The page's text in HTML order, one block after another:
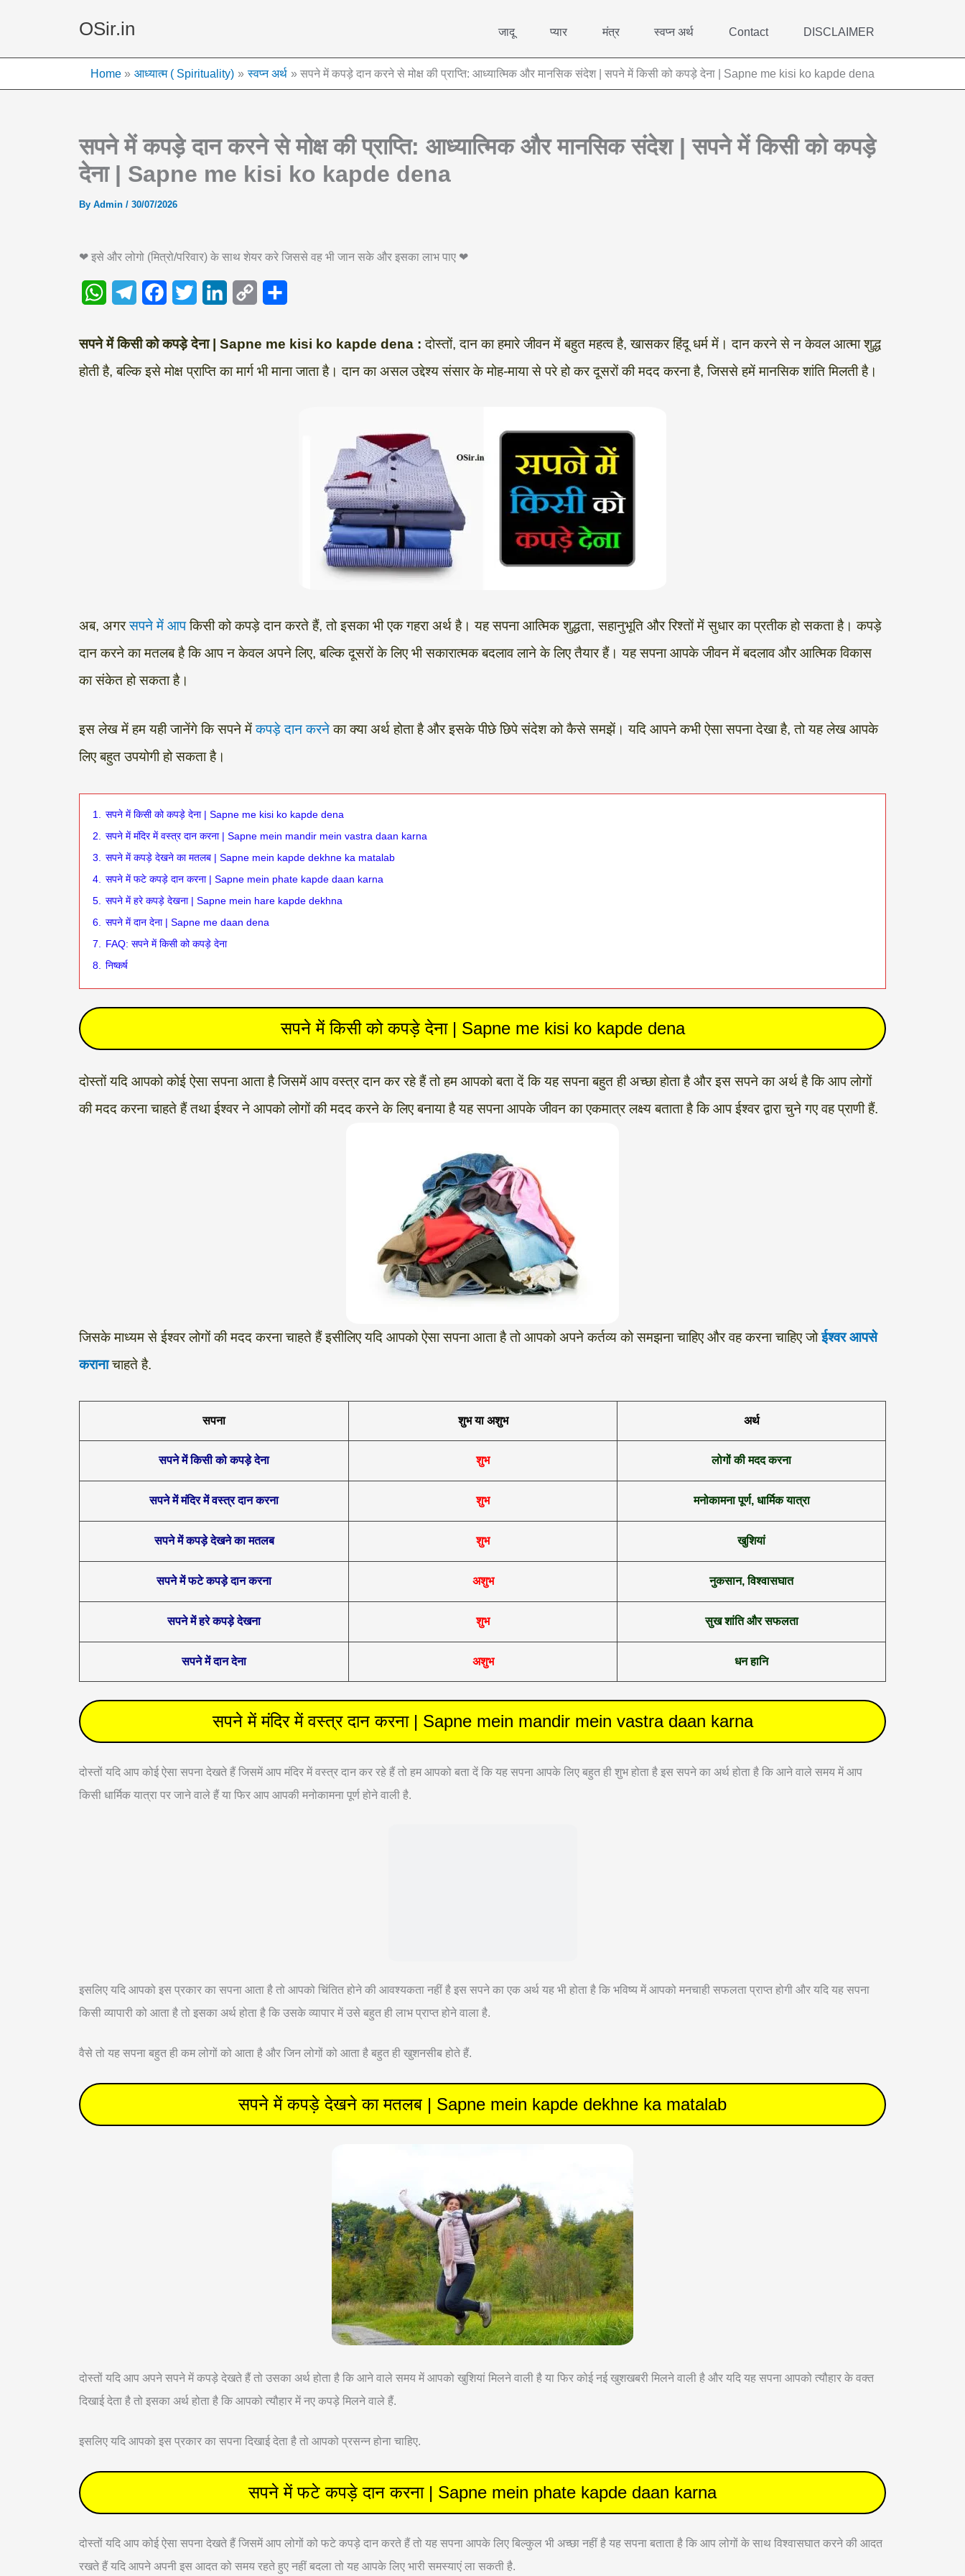
OSir.in जादू प्यार मंत्र स्वप्न अर्थ Contact DISCLAIMER
Home आध्यात्म ( Spirituality) स्वप्न अर्थ सपने में कपड़े दान करने से मोक्ष की प्राप्ति: आध्यात्मिक और मानसिक संदेश | सपने में किसी को कपड़े देना | Sapne me kisi ko kapde dena
सपने में कपड़े दान करने से मोक्ष की प्राप्ति: आध्यात्मिक और मानसिक संदेश | सपने में किसी को कपड़े
देना | Sapne me kisi ko kapde dena
By Admin / 30/07/2026
❤ इसे और लोगो (मित्रो/परिवार) के साथ शेयर करे जिससे वह भी जान सके और इसका लाभ पाए ❤
W
a
t
l
e
c
e
i
t
n
k
p
y
a
r
सपने में किसी को कपड़े देना | Sapne me kisi ko kapde dena :दोस्तों, दान का हमारे जीवन में बहुत महत्व है, खासकर हिंदू धर्म में। दान करने से न केवल आत्मा शुद्ध
होती है, बल्कि इसे मोक्ष प्राप्ति का मार्ग भी माना जाता है। दान का असल उद्देश्य संसार के मोह-माया से परे हो कर दूसरों की मदद करना है, जिससे हमें मानसिक शांति मिलती है।
अब, अगरसपने में आपकिसी को कपड़े दान करते हैं, तो इसका भी एक गहरा अर्थ है। यह सपना आत्मिक शुद्धता, सहानुभूति और रिश्तों में सुधार का प्रतीक हो सकता है। कपड़े
दान करने का मतलब है कि आप न केवल अपने लिए, बल्कि दूसरों के लिए भी सकारात्मक बदलाव लाने के लिए तैयार हैं। यह सपना आपके जीवन में बदलाव और आत्मिक विकास
का संकेत हो सकता है।
इस लेख में हम यही जानेंगे कि सपने मेंकपड़े दान करनेका क्या अर्थ होता है और इसके पीछे छिपे संदेश को कैसे समझें। यदि आपने कभी ऐसा सपना देखा है, तो यह लेख आपके
लिए बहुत उपयोगी हो सकता है।
1.
सपने में किसी को कपड़े देना | Sapne me kisi ko kapde dena
2.
सपने में मंदिर में वस्त्र दान करना | Sapne mein mandir mein vastra daan karna
3.
सपने में कपड़े देखने का मतलब | Sapne mein kapde dekhne ka matalab
4.
सपने में फटे कपड़े दान करना | Sapne mein phate kapde daan karna
5.
सपने में हरे कपड़े देखना | Sapne mein hare kapde dekhna
6.
सपने में दान देना | Sapne me daan dena
7.
FAQ: सपने में किसी को कपड़े देना
8.
निष्कर्ष
सपने में किसी को कपड़े देना | Sapne me kisi ko kapde dena
दोस्तों यदि आपको कोई ऐसा सपना आता है जिसमें आप वस्त्र दान कर रहे हैं तो हम आपको बता दें कि यह सपना बहुत ही अच्छा होता है और इस सपने का अर्थ है कि आप लोगों
की मदद करना चाहते हैं तथा ईश्वर ने आपको लोगों की मदद करने के लिए बनाया है यह सपना आपके जीवन का एकमात्र लक्ष्य बताता है कि आप ईश्वर द्वारा चुने गए वह प्राणी हैं.
जिसके माध्यम से ईश्वर लोगों की मदद करना चाहते हैं इसीलिए यदि आपको ऐसा सपना आता है तो आपको अपने कर्तव्य को समझना चाहिए और वह करना चाहिए जोईश्वर आपसे
करानाचाहते है.
सपना शुभ या अशुभ अर्थ
सपने में किसी को कपड़े देना शुभ लोगों की मदद करना
सपने में मंदिर में वस्त्र दान करना शुभ मनोकामना पूर्ण, धार्मिक यात्रा
सपने में कपड़े देखने का मतलब शुभ खुशियां
सपने में फटे कपड़े दान करना अशुभ नुकसान, विश्वासघात
सपने में हरे कपड़े देखना शुभ सुख शांति और सफलता
सपने में दान देना अशुभ धन हानि
सपने में मंदिर में वस्त्र दान करना | Sapne mein mandir mein vastra daan karna
दोस्तों यदि आप कोई ऐसा सपना देखते हैं जिसमें आप मंदिर में वस्त्र दान कर रहे हैं तो हम आपको बता दें कि यह सपना आपके लिए बहुत ही शुभ होता है इस सपने का अर्थ होता है कि आने वाले समय में आप
किसी धार्मिक यात्रा पर जाने वाले हैं या फिर आप आपकी मनोकामना पूर्ण होने वाली है.
इसलिए यदि आपको इस प्रकार का सपना आता है तो आपको चिंतित होने की आवश्यकता नहीं है इस सपने का एक अर्थ यह भी होता है कि भविष्य में आपको मनचाही सफलता प्राप्त होगी और यदि यह सपना
किसी व्यापारी को आता है तो इसका अर्थ होता है कि उसके व्यापार में उसे बहुत ही लाभ प्राप्त होने वाला है.
वैसे तो यह सपना बहुत ही कम लोगों को आता है और जिन लोगों को आता है बहुत ही खुशनसीब होते हैं.
सपने में कपड़े देखने का मतलब | Sapne mein kapde dekhne ka matalab
दोस्तों यदि आप अपने सपने में कपड़े देखते हैं तो उसका अर्थ होता है कि आने वाले समय में आपको खुशियां मिलने वाली है या फिर कोई नई खुशखबरी मिलने वाली है और यदि यह सपना आपको त्यौहार के वक्त
दिखाई देता है तो इसका अर्थ होता है कि आपको त्यौहार में नए कपड़े मिलने वाले हैं.
इसलिए यदि आपको इस प्रकार का सपना दिखाई देता है तो आपको प्रसन्न होना चाहिए.
सपने में फटे कपड़े दान करना | Sapne mein phate kapde daan karna
दोस्तों यदि आप कोई ऐसा सपना देखते हैं जिसमें आप लोगों को फटे कपड़े दान करते हैं तो यह सपना आपके लिए बिल्कुल भी अच्छा नहीं है यह सपना बताता है कि आप लोगों के साथ विश्वासघात करने की आदत
रखते हैं यदि आपने अपनी इस आदत को समय रहते हुए नहीं बदला तो यह आपके लिए भारी समस्याएं ला सकती है.